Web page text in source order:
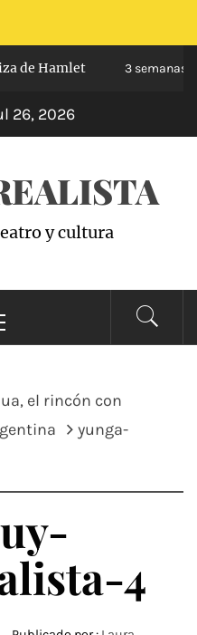
de Hamlet 3 semanas
26, 2026
y cultura
el rincón con
yunga-
4